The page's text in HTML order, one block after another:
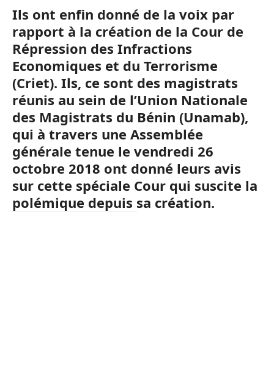
Ils ont enfin donné de la voix par
rapport à la création de la Cour de
Répression des Infractions
Economiques et du Terrorisme
(Criet). Ils, ce sont des magistrats
réunis au sein de l’Union Nationale
des Magistrats du Bénin (Unamab),
qui à travers une Assemblée
générale tenue le vendredi 26
octobre 2018 ont donné leurs avis
sur cette spéciale Cour qui suscite la
polémique depuis sa création.